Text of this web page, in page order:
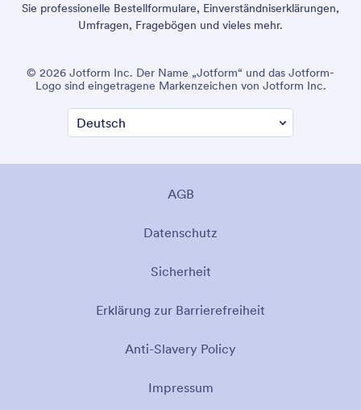
Sie professionelle Bestellformulare, Einverständniserklärungen,
Umfragen, Fragebögen und vieles mehr.
© 2026 Jotform Inc. Der Name „Jotform“ und das Jotform-
Logo sind eingetragene Markenzeichen von Jotform Inc.
AGB
Datenschutz
Sicherheit
Erklärung zur Barrierefreiheit
Anti-Slavery Policy
Impressum